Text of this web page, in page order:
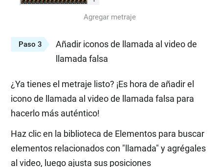
Agregar metraje
Paso 3
Añadir iconos de llamada al video de
llamada falsa
¿Ya tienes el metraje listo? ¡Es hora de añadir el
icono de llamada al video de llamada falsa para
hacerlo más auténtico!
Haz clic en la biblioteca de Elementos para buscar
elementos relacionados con "llamada" y agrégales
al video, luego ajusta sus posiciones